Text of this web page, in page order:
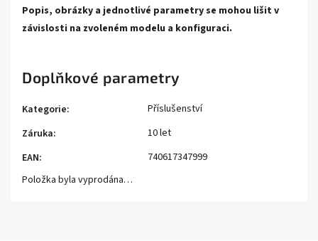
Popis, obrázky a jednotlivé parametry se mohou lišit v
závislosti na zvoleném modelu a konfiguraci.
Doplňkové parametry
Kategorie:
Příslušenství
Záruka:
10 let
EAN:
740617347999
Položka byla vyprodána…